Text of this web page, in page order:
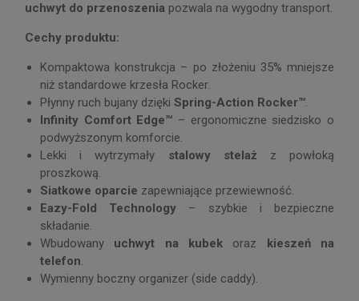
uchwyt do przenoszenia pozwala na wygodny transport.
Cechy produktu:
Kompaktowa konstrukcja – po złożeniu 35% mniejsze
niż standardowe krzesła Rocker.
Płynny ruch bujany dzięki Spring-Action Rocker™.
Infinity Comfort Edge™ – ergonomiczne siedzisko o
podwyższonym komforcie.
Lekki i wytrzymały stalowy stelaż z powłoką
proszkową.
Siatkowe oparcie zapewniające przewiewność.
Eazy-Fold Technology – szybkie i bezpieczne
składanie.
Wbudowany uchwyt na kubek oraz kieszeń na
telefon.
Wymienny boczny organizer (side caddy).